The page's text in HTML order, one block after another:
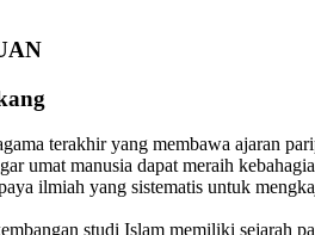
terakhir yang membawa ajaran
umat manusia dapat meraih
ilmiah yang sistematis untuk
studi Islam memiliki sejarah